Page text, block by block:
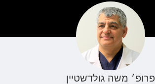
פרופ׳ משה גולדשטיין